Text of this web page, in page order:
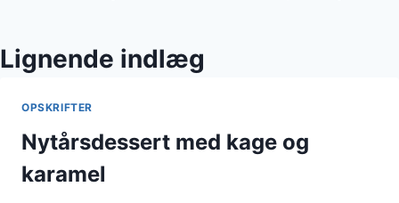
Lignende indlæg
OPSKRIFTER
Nytårsdessert med kage og
karamel